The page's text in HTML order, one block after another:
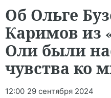
Об Ольге
Каримов из
Оли были
чувства ко
12:00 29 сентября 2024